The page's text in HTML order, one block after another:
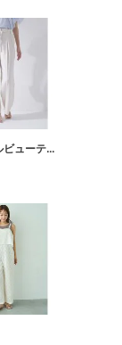
ナチュラルビューティーベーシック